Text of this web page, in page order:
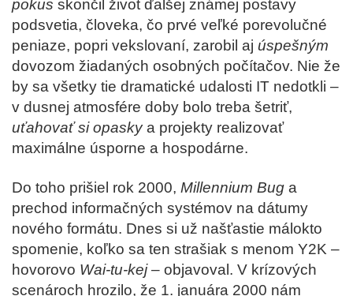
pokus skončil život ďalšej známej postavy
podsvetia, človeka, čo prvé veľké porevolučné
peniaze, popri vekslovaní, zarobil aj úspešným
dovozom žiadaných osobných počítačov. Nie že
by sa všetky tie dramatické udalosti IT nedotkli –
v dusnej atmosfére doby bolo treba šetriť,
uťahovať si opaskya projekty realizovať
maximálne úsporne a hospodárne.
Do toho prišiel rok 2000, Millennium Bug a
prechod informačných systémov na dátumy
nového formátu. Dnes si už našťastie málokto
spomenie, koľko sa ten strašiak s menom Y2K –
hovorovo Wai-tu-kej– objavoval. V krízových
scenároch hrozilo, že 1. januára 2000 nám